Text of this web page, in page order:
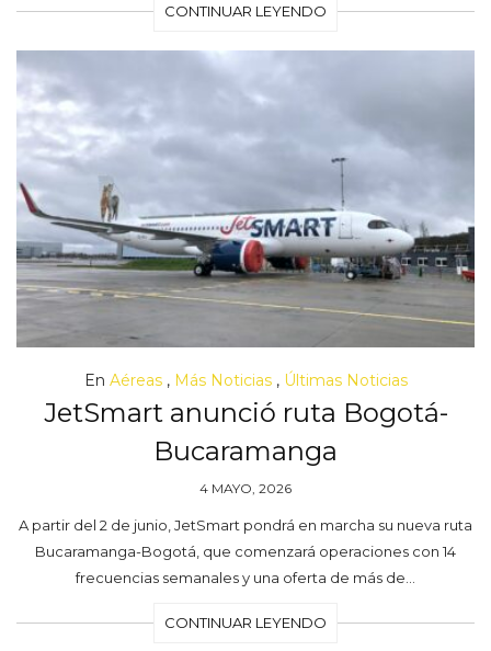
CONTINUAR LEYENDO
En Aéreas, Más Noticias, Últimas Noticias
JetSmart anunció ruta Bogotá-
Bucaramanga
4 MAYO, 2026
A partir del 2 de junio, JetSmart pondrá en marcha su nueva ruta
Bucaramanga-Bogotá, que comenzará operaciones con 14
frecuencias semanales y una oferta de más de…
CONTINUAR LEYENDO